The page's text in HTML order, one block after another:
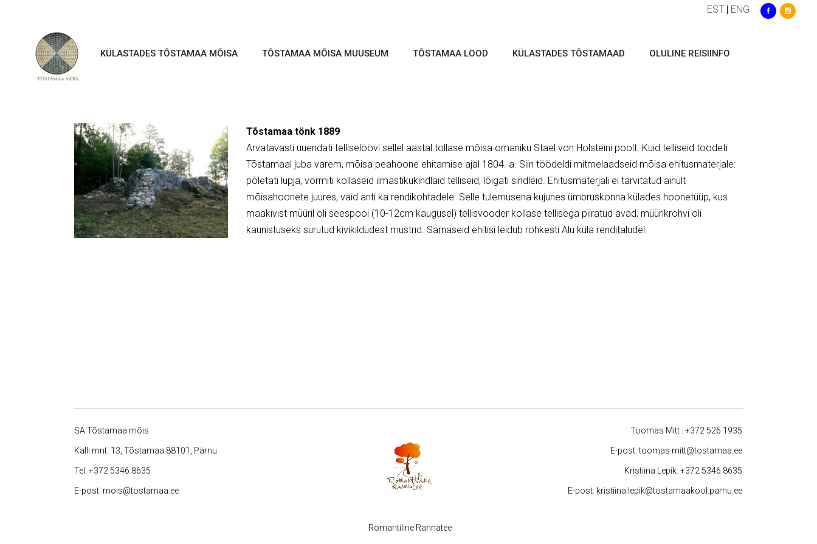
EST | ENG
KÜLASTADES TÕSTAMAA MÕISA TÕSTAMAA MÕISA MUUSEUM TÕSTAMAA LOOD KÜLASTADES TÕSTAMAAD OLULINE REISIINFO
Tõstamaa tönk 1889
Arvatavasti uuendati telliselöövi sellel aastal tollase mõisa omaniku Stael von Holsteini poolt. Kuid telliseid toodeti
Tõstamaal juba varem, mõisa peahoone ehitamise ajal 1804. a. Siin töödeldi mitmelaadseid mõisa ehitusmaterjale:
põletati lupja, vormiti kollaseid ilmastikukindlaid telliseid, lõigati sindleid. Ehitusmaterjali ei tarvitatud ainult
mõisahoonete juures, vaid anti ka rendikohtadele. Selle tulemusena kujunes ümbruskonna külades hoonetüüp, kus
maakivist müüril oli seespool (10-12cm kaugusel) tellisvooder kollase tellisega piiratud avad, müürikrohvi oli
kaunistuseks surutud kivikildudest mustrid. Sarnaseid ehitisi leidub rohkesti Alu küla renditaludel.
SA Tõstamaa mõis
Kalli mnt. 13, Tõstamaa 88101, Pärnu
Tel: +372 5346 8635
E-post: mois@tostamaa.ee
Romantiline Rannatee
Toomas Mitt :+372 526 1935
E-post:toomas.mitt@tostamaa.ee
Kristiina Lepik:+372 5346 8635
E-post: kristiina.lepik@tostamaakool.parnu.ee